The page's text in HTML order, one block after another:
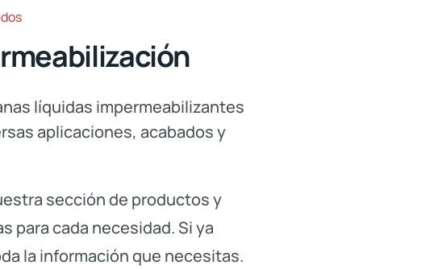
líquidas impermeabilizantes
aplicaciones, acabados y
sección de productos y
para cada necesidad. Si ya
la información que necesitas.